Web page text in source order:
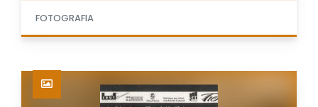
FOTOGRAFIA